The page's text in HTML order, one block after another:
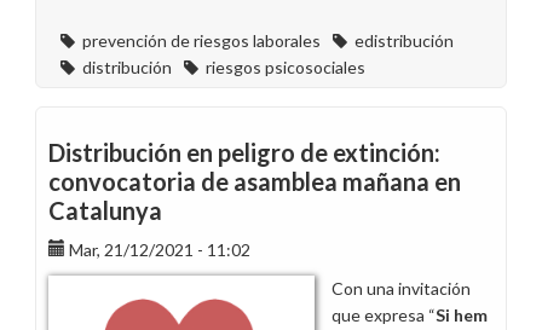
prevención de riesgos laborales
edistribución
distribución
riesgos psicosociales
Distribución en peligro de extinción:
convocatoria de asamblea mañana en
Catalunya
Mar, 21/12/2021 - 11:02
Con una invitación
que expresa “Si hem